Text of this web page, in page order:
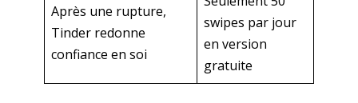
Après une rupture,
Tinder redonne
confiance en soi
swipes par jour
en version
gratuite